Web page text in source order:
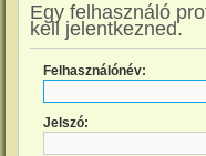
Egy felhasználó
kell jelentkezned.
Felhasználónév:
Jelszó: